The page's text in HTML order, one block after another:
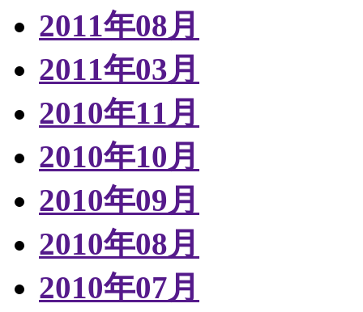
2011年08月
2011年03月
2010年11月
2010年10月
2010年09月
2010年08月
2010年07月